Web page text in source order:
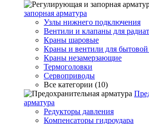
запорная арматура
Узлы нижнего подключения
Вентили и клапаны для
Краны шаровые
Краны и вентили для бытовой
Краны незамерзающие
Термоголовки
Сервоприводы
Все категории (10)
арматура
Редукторы давления
Компенсаторы гидроудара